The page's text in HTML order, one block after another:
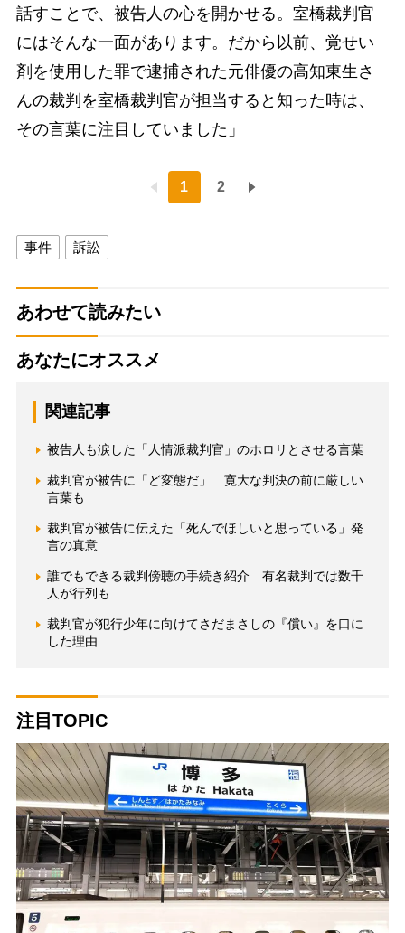
話すことで、被告人の心を開かせる。室橋裁判官
にはそんな一面があります。だから以前、覚せい
剤を使用した罪で逮捕された元俳優の高知東生さ
んの裁判を室橋裁判官が担当すると知った時は、
その言葉に注目していました」
1 2
事件 訴訟
あわせて読みたい
あなたにオススメ
関連記事
被告人も涙した「人情派裁判官」のホロリとさせる言葉
裁判官が被告に「ど変態だ」 寛大な判決の前に厳しい
言葉も
裁判官が被告に伝えた「死んでほしいと思っている」発
言の真意
誰でもできる裁判傍聴の手続き紹介 有名裁判では数千
人が行列も
裁判官が犯行少年に向けてさだまさしの『償い』を口に
した理由
注目TOPIC